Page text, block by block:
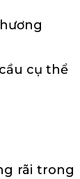
cụ thể
rãi trong